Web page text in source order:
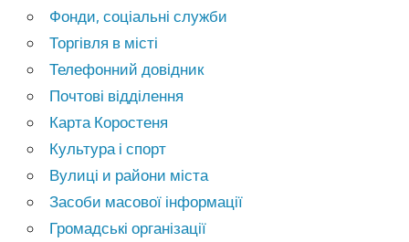
Фонди, соціальні служби
Торгівля в місті
Телефонний довідник
Почтові відділення
Карта Коростеня
Культура і спорт
Вулиці и райони міста
Засоби масової інформації
Громадські організації